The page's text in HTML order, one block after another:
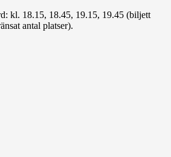
kl. 18.15, 18.45, 19.15, 19.45 (biljett
antal platser).